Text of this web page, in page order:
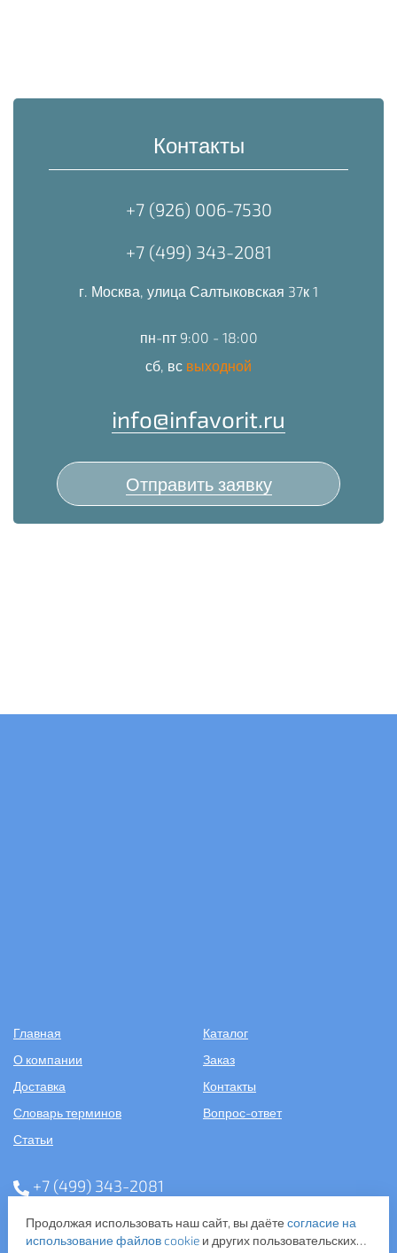
Контакты
+7 (926) 006-7530
+7 (499) 343-2081
г. Москва, улица Салтыковская 37к 1
пн-пт 9:00 - 18:00
сб, вс выходной
info@infavorit.ru
Отправить заявку
Главная
Каталог
О компании
Заказ
Доставка
Контакты
Словарь терминов
Вопрос-ответ
Статьи
+7 (499) 343-2081
ООО «САНТЕХПОСТАВКА»
ИНН: 7731286301
Продолжая использовать наш сайт, вы даёте согласие на
использование файлов cookieи других пользовательских